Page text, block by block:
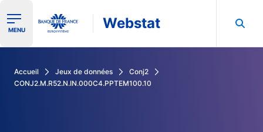
Ouvrir le menu de navigation
MENU Webstat
Accueil Jeux de données
Conj2
CONJ2.M.R52.N.IN.000C4.PPTEM100.10